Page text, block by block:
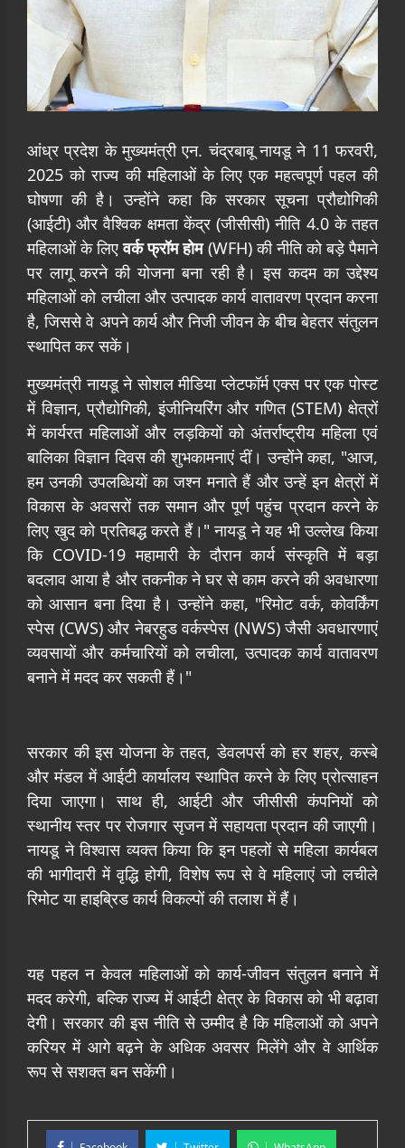
आंध्र प्रदेश के मुख्यमंत्री एन. चंद्रबाबू नायडू ने 11 फरवरी,
2025 को राज्य की महिलाओं के लिए एक महत्वपूर्ण पहल की
घोषणा की है। उन्होंने कहा कि सरकार सूचना प्रौद्योगिकी
(आईटी) और वैश्विक क्षमता केंद्र (जीसीसी) नीति 4.0 के तहत
महिलाओं के लिएवर्क फ्रॉम होम(WFH) की नीति को बड़े पैमाने
पर लागू करने की योजना बना रही है। इस कदम का उद्देश्य
महिलाओं को लचीला और उत्पादक कार्य वातावरण प्रदान करना
है, जिससे वे अपने कार्य और निजी जीवन के बीच बेहतर संतुलन
स्थापित कर सकें।
मुख्यमंत्री नायडू ने सोशल मीडिया प्लेटफॉर्म एक्स पर एक पोस्ट
में विज्ञान, प्रौद्योगिकी, इंजीनियरिंग और गणित (STEM) क्षेत्रों
में कार्यरत महिलाओं और लड़कियों को अंतर्राष्ट्रीय महिला एवं
बालिका विज्ञान दिवस की शुभकामनाएं दीं। उन्होंने कहा, "आज,
हम उनकी उपलब्धियों का जश्न मनाते हैं और उन्हें इन क्षेत्रों में
विकास के अवसरों तक समान और पूर्ण पहुंच प्रदान करने के
लिए खुद को प्रतिबद्ध करते हैं।" नायडू ने यह भी उल्लेख किया
कि COVID-19 महामारी के दौरान कार्य संस्कृति में बड़ा
बदलाव आया है और तकनीक ने घर से काम करने की अवधारणा
को आसान बना दिया है। उन्होंने कहा, "रिमोट वर्क, कोवर्किंग
स्पेस (CWS) और नेबरहुड वर्कस्पेस (NWS) जैसी अवधारणाएं
व्यवसायों और कर्मचारियों को लचीला, उत्पादक कार्य वातावरण
बनाने में मदद कर सकती हैं।"
सरकार की इस योजना के तहत, डेवलपर्स को हर शहर, कस्बे
और मंडल में आईटी कार्यालय स्थापित करने के लिए प्रोत्साहन
दिया जाएगा। साथ ही, आईटी और जीसीसी कंपनियों को
स्थानीय स्तर पर रोजगार सृजन में सहायता प्रदान की जाएगी।
नायडू ने विश्वास व्यक्त किया कि इन पहलों से महिला कार्यबल
की भागीदारी में वृद्धि होगी, विशेष रूप से वे महिलाएं जो लचीले
रिमोट या हाइब्रिड कार्य विकल्पों की तलाश में हैं।
यह पहल न केवल महिलाओं को कार्य-जीवन संतुलन बनाने में
मदद करेगी, बल्कि राज्य में आईटी क्षेत्र के विकास को भी बढ़ावा
देगी। सरकार की इस नीति से उम्मीद है कि महिलाओं को अपने
करियर में आगे बढ़ने के अधिक अवसर मिलेंगे और वे आर्थिक
रूप से सशक्त बन सकेंगी।